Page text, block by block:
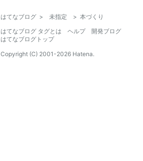
はてなブログ > 未指定 > 本づくり
はてなブログ タグとは
ヘルプ
開発ブログ
はてなブログトップ
Copyright (C) 2001-2026 Hatena.